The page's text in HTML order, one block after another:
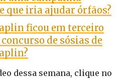
que iria ajudar órfãos?
ficou em terceiro
de sósias de
dessa semana, clique no